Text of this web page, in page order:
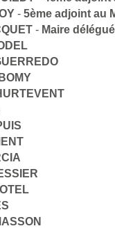
- 5ème adjoint au
- Maire délégué